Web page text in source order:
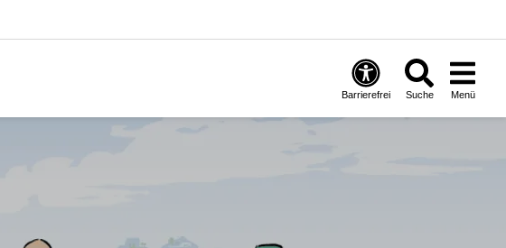
Barrierefrei Suche Menü